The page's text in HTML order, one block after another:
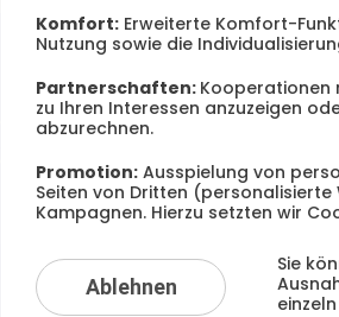
13,99€
10 €
Zu den
Komfort:Erweiterte Komfort-
Nutzung sowie die
Partnerschaften: Kooperationen
zu Ihren Interessen anzuzeigen
abzurechnen.
Promotion:Ausspielung von
Seiten von Dritten
Kampagnen. Hierzu setzten wir
Ablehnen
Sie